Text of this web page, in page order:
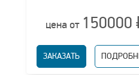
цена от 150000
ЗАКАЗАТЬ